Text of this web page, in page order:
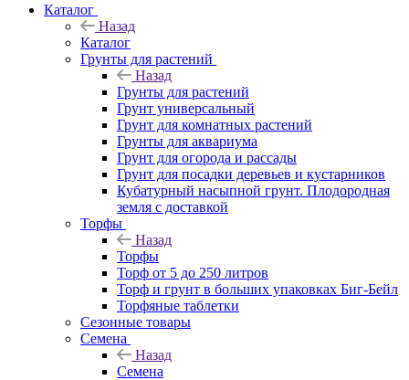
Каталог
Назад
Каталог
Грунты для растений
Назад
Грунты для растений
Грунт универсальный
Грунт для комнатных растений
Грунты для аквариума
Грунт для огорода и рассады
Грунт для посадки деревьев и кустарников
Кубатурный насыпной грунт. Плодородная
земля с доставкой
Торфы
Назад
Торфы
Торф от 5 до 250 литров
Торф и грунт в больших упаковках Биг-Бейл
Торфяные таблетки
Сезонные товары
Семена
Назад
Семена